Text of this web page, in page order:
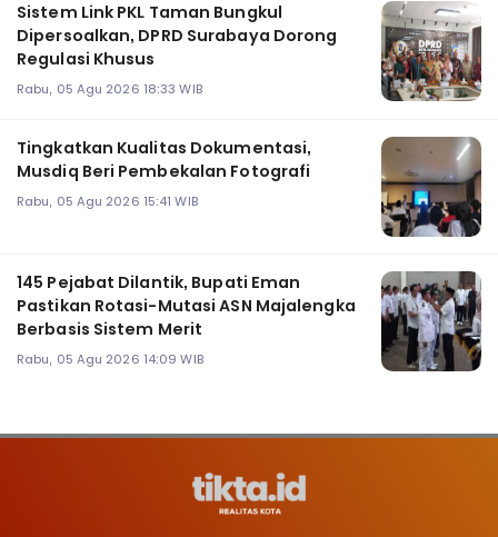
‎Sistem Link PKL Taman Bungkul
Dipersoalkan, DPRD Surabaya Dorong
Regulasi Khusus
Rabu, 05 Agu 2026 18:33 WIB
Tingkatkan Kualitas Dokumentasi,
Musdiq Beri Pembekalan Fotografi ‎
Rabu, 05 Agu 2026 15:41 WIB
145 Pejabat Dilantik, Bupati Eman
Pastikan Rotasi-Mutasi ASN Majalengka
Berbasis Sistem Merit
Rabu, 05 Agu 2026 14:09 WIB